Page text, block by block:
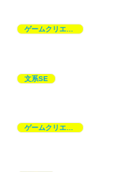
文系SE